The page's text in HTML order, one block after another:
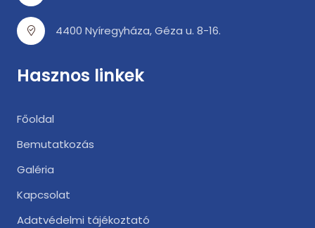
4400 Nyíregyháza, Géza u. 8-16.
Hasznos linkek
Főoldal
Bemutatkozás
Galéria
Kapcsolat
Adatvédelmi tájékoztató